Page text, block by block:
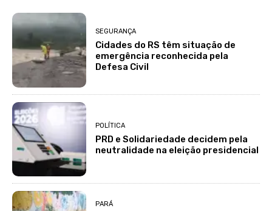
SEGURANÇA
Cidades do RS têm situação de
emergência reconhecida pela
Defesa Civil
POLÍTICA
PRD e Solidariedade decidem pela
neutralidade na eleição presidencial
PARÁ